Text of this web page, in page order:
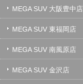
MEGA SUV 大阪豊中店
MEGA SUV 東福岡店
MEGA SUV 南風原店
MEGA SUV 金沢店